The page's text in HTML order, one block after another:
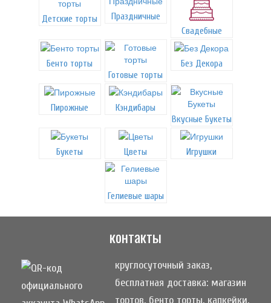
Детские торты
Праздничные
Свадебные
Бенто торты
Готовые торты
Без Декора
Пирожные
Кэндибары
Вкусные Букеты
Букеты Цветы Игрушки
Гелиевые шары
контакты
круглосуточный заказ,
бесплатная доставка: магазин